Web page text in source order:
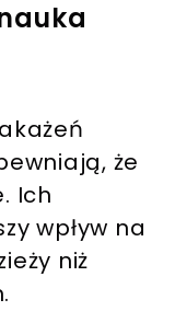
że
Ich
wpływ na
niż